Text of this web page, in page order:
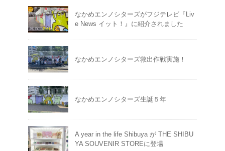
なかめエンノシターズがフジテレビ『Liv
e News イット！』に紹介されました
なかめエンノシターズ救出作戦実施！
なかめエンノシターズ生誕５年
A year in the life Shibuya が THE SHIBU
YA SOUVENIR STOREに登場